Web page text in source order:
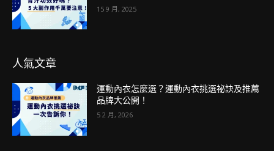
15 9 月, 2025
人氣文章
運動內衣怎麼選？運動內衣挑選祕訣及推薦
品牌大公開！
5 2 月, 2026